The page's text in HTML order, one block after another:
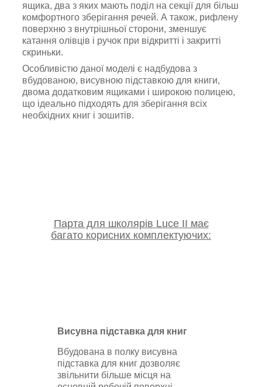
ящика, два з яких мають поділ на секції для більш
комфортного зберігання речей. А також, рифлену
поверхню з внутрішньої сторони, зменшує
катання олівців і ручок при відкритті і закритті
скриньки.
Особливістю даної моделі є надбудова з
вбудованою, висувною підставкою для книги,
двома додатковим ящиками і широкою полицею,
що ідеально підходять для зберігання всіх
необхідних книг і зошитів.
Парта для школярів Luce II має
багато корисних комплектуючих:
Висувна підставка для книг
Вбудована в полку висувна
підставка для книг дозволяє
звільнити більше місця на